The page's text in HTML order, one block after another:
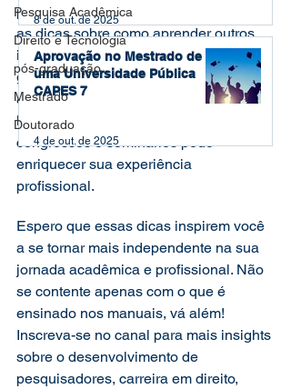
Pesquisa Acadêmica
Direito e Tecnologia
pós-graduação
Mestrado
Doutorado
pesquisador independente. Aproveite
as dicas sobre como aprender outros
idiomas para acompanhar pesquisas
globais, descubra como a rebeldia
acadêmica pode levar a novos
horizontes, e saiba como participar de
congressos e seminários pode
enriquecer sua experiência
profissional.
Espero que essas dicas inspirem você
a se tornar mais independente na sua
jornada acadêmica e profissional. Não
se contente apenas com o que é
ensinado nos manuais, vá além!
Inscreva-se no canal para mais insights
sobre o desenvolvimento de
pesquisadores, carreira em direito,
8 de out. de 2025
Aprovação no Mestrado de
uma Universidade Pública
CAPES 7
4 de out. de 2025